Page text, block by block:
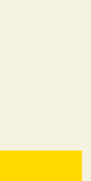
考えの方
へ
談